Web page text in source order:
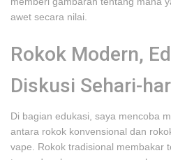
awet secara nilai.
Rokok Modern,
Diskusi Sehari-
Di bagian edukasi, saya mencoba
antara rokok konvensional dan
vape. Rokok tradisional membakar